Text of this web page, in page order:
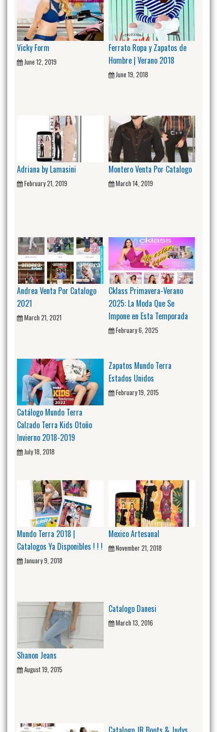
Vicky Form
June 12, 2019
Ferrato Ropa y Zapatos de
Hombre | Verano 2018
June 19, 2018
Adriana by Lamasini
February 21, 2019
Montero Venta Por Catalogo
March 14, 2019
Andrea Venta Por Catalogo
2021
March 21, 2021
Cklass Primavera-Verano
2025: La Moda Que Se
Impone en Esta Temporada
February 6, 2025
Catálogo Mundo Terra
Calzado Terra Kids Otoño
Invierno 2018-2019
July 18, 2018
Zapatos Mundo Terra
Estados Unidos
February 19, 2015
Mundo Terra 2018 |
Catalogos Ya Disponibles ! ! !
January 9, 2018
Mexico Artesanal
November 21, 2018
Shanon Jeans
August 19, 2015
Catalogo Danesi
March 13, 2016